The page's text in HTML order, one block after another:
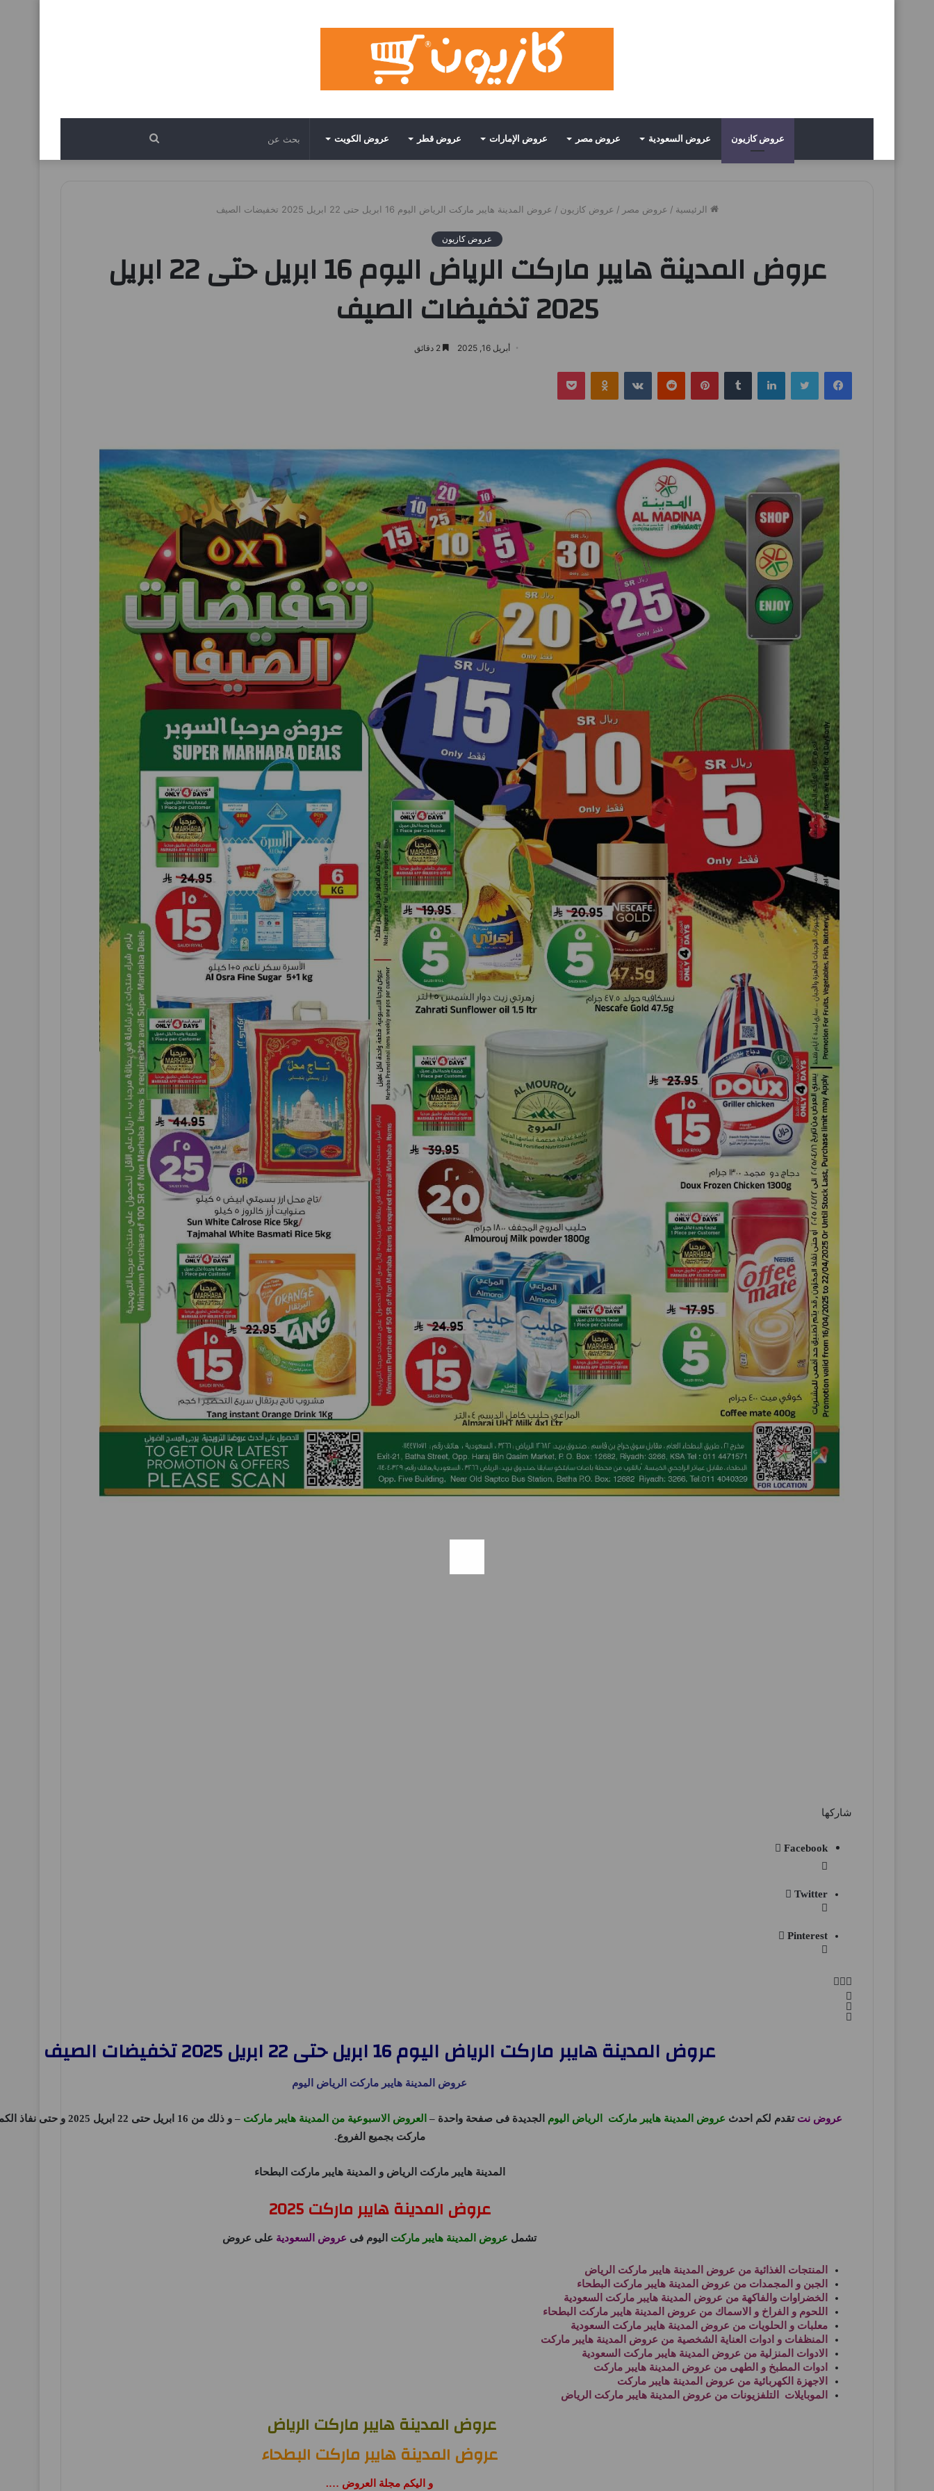
عروض كازيون عروض السعودية عروض مصر عروض الإمارات عروض قطر عروض الكويت بحث
الرئيسية / عروض مصر / عروض كازيون / عروض المدينة هايبر ماركت الرياض اليوم 16 ابريل حتى 22 ابريل 2025 تخفيضات الصيف
عروض كازيون
عروض المدينة هايبر ماركت الرياض اليوم 16 ابريل حتى 22 ابريل
2025 تخفيضات الصيف
أبريل 16, 2025
فيسبوك تويتر لينكدإن بينتيريست Odnoklassniki
بوكيت
شاركها
Facebook
Twitter
Pinterest
عروض المدينة هايبر ماركت الرياض اليوم 16 ابريل حتى 22 ابريل 2025 تخفيضات الصيف
عروض المدينة هايبر ماركت الرياض اليوم
عروض نت تقدم لكم احدث عروض المدينة هايبر ماركت الرياض اليوم الجديدة فى صفحة واحدة – العروض الاسبوعية من المدينة هايبر ماركت
– و ذلك من 16 ابريل حتى 22
ماركت بجميع الفروع.
المدينة هايبر ماركت الرياض و المدينة هايبر ماركت البطحاء
عروض المدينة هايبر ماركت 2025
تشمل عروض المدينة هايبر ماركت اليوم فى عروض السعودية على عروض
المنتجات الغذائية من عروض المدينة هايبر ماركت الرياض
الجبن و المجمدات من عروض المدينة هايبر ماركت البطحاء
الخضراوات والفاكهة من عروض المدينة هايبر ماركت السعودية
اللحوم و الفراخ و الاسماك من عروض المدينة هايبر ماركت البطحاء
معلبات و الحلويات من عروض المدينة هايبر ماركت السعودية
المنظفات و ادوات العناية الشخصية من عروض المدينة هايبر ماركت
الادوات المنزلية من عروض المدينة هايبر ماركت السعودية
ادوات المطبخ و الطهى من عروض المدينة هايبر ماركت
الاجهزة الكهربائية من عروض المدينة هايبر ماركت
الموبايلات التلفزيونات من عروض المدينة هايبر ماركت الرياض
عروض المدينة هايبر ماركت الرياض
عروض المدينة هايبر ماركت البطحاء
و اليكم مجلة العروض ….